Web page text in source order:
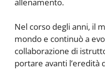
Nel corso degli anni, il
mondo e continuò a
collaborazione di
portare avanti l’eredità